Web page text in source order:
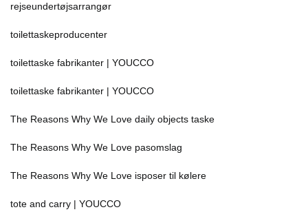
rejseundertøjsarrangør
toilettaskeproducenter
toilettaske fabrikanter | YOUCCO
toilettaske fabrikanter | YOUCCO
The Reasons Why We Love daily objects taske
The Reasons Why We Love pasomslag
The Reasons Why We Love isposer til kølere
tote and carry | YOUCCO